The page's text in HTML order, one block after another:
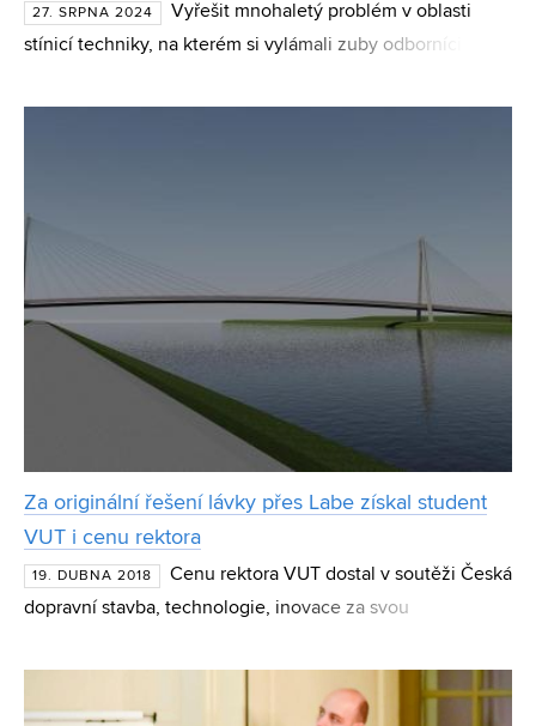
27. SRPNA 2024
Vyřešit mnohaletý problém v oblasti
stínicí techniky, na kterém si vylámali zuby odborníci po
spolupráci s Miroslavem Vořechovským z Ústavu stavební
Za originální řešení lávky přes Labe získal student
VUT i cenu rektora
19. DUBNA 2018
Cenu rektora VUT dostal v soutěži Česká
dopravní stavba, technologie, inovace za svou
Rostislav Krč. Pod vedením jednoho z nejvýznamnějších
českých proj